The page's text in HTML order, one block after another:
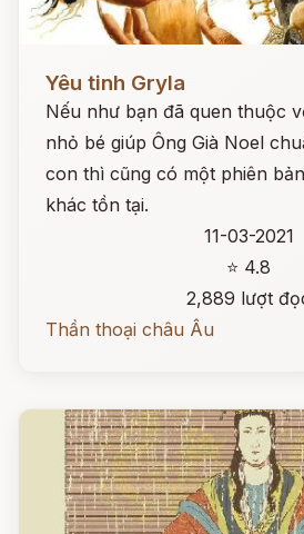
Yêu tinh Gryla
Nếu như bạn đã quen thuộc
nhỏ bé giúp Ông Già Noel
con thì cũng có một phiên
khác tồn tại.
11-03-2021
⭐ 4.8
2,889 lượt
Thần thoại châu Âu